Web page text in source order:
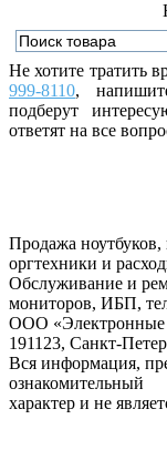
Не хотите тратить
999-8110,
подберут
ответят на все
Продажа
оргтехники и
Обслуживание и
мониторов, ИБП,
ООО «Электронные
191123, Санкт-
Вся информация,
ознакомительный
характер и не